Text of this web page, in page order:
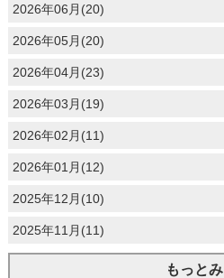
2026年06月(20)
2026年05月(20)
2026年04月(23)
2026年03月(19)
2026年02月(11)
2026年01月(12)
2025年12月(10)
2025年11月(11)
もっと